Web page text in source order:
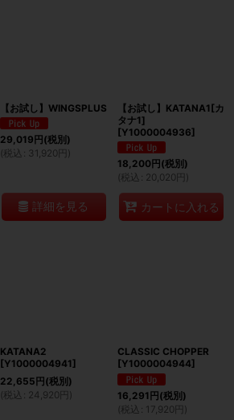
【お試し】WINGSPLUS
29,019 円 (税別)
(税込 : 31,920 円 )
詳細を見る
【お試し】KATANA1[カ
タナ1]
[Y1000004936]
18,200円 (税別)
(税込 : 20,020 円 )
カートに入れる
KATANA2
[Y1000004941]
22,655 円 (税別)
(税込 : 24,920 円 )
CLASSIC CHOPPER
[Y1000004944]
16,291 円(税別)
(税込 : 17,920円 )